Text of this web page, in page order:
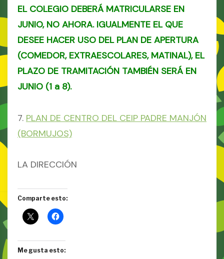
EL COLEGIO DEBERÁ MATRICULARSE EN
JUNIO, NO AHORA. IGUALMENTE EL QUE
DESEE HACER USO DEL PLAN DE APERTURA
(COMEDOR, EXTRAESCOLARES, MATINAL), EL
PLAZO DE TRAMITACIÓN TAMBIÉN SERÁ EN
JUNIO (1 a 8).
7. PLAN DE CENTRO DEL CEIP PADRE MANJÓN
(BORMUJOS)
LA DIRECCIÓN
Comparte esto:
Me gusta esto: